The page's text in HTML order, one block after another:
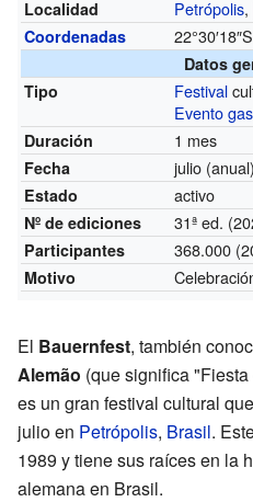
Localidad Petrópolis,
Coordenadas 22°30′18″S
Datos
Tipo
Festival
Evento
Duración 1 mes
Fecha julio (anual)
Estado activo
Nº de ediciones 31ª ed.
Participantes 368.000
Motivo
El Bauernfest, también
Alemão (que significa
es un gran festival cultural
julio en Petrópolis, Brasil.
1989 y tiene sus raíces en la
alemana en Brasil.